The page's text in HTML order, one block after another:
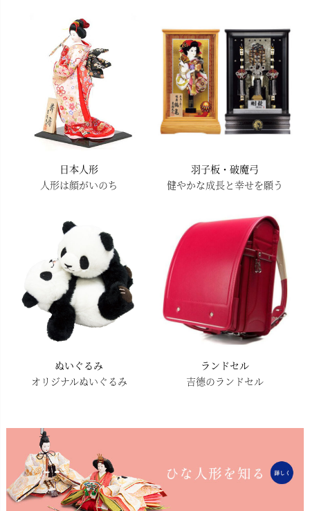
日本人形
人形は顔がいのち
羽子板・破魔弓
健やかな成長と幸せを願う
ぬいぐるみ
オリジナルぬいぐるみ
ランドセル
吉德のランドセル